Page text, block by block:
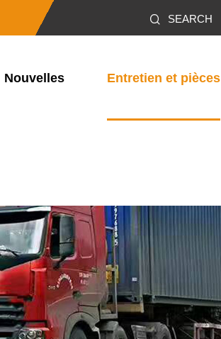
SEARCH
Nouvelles Entretien et pièces